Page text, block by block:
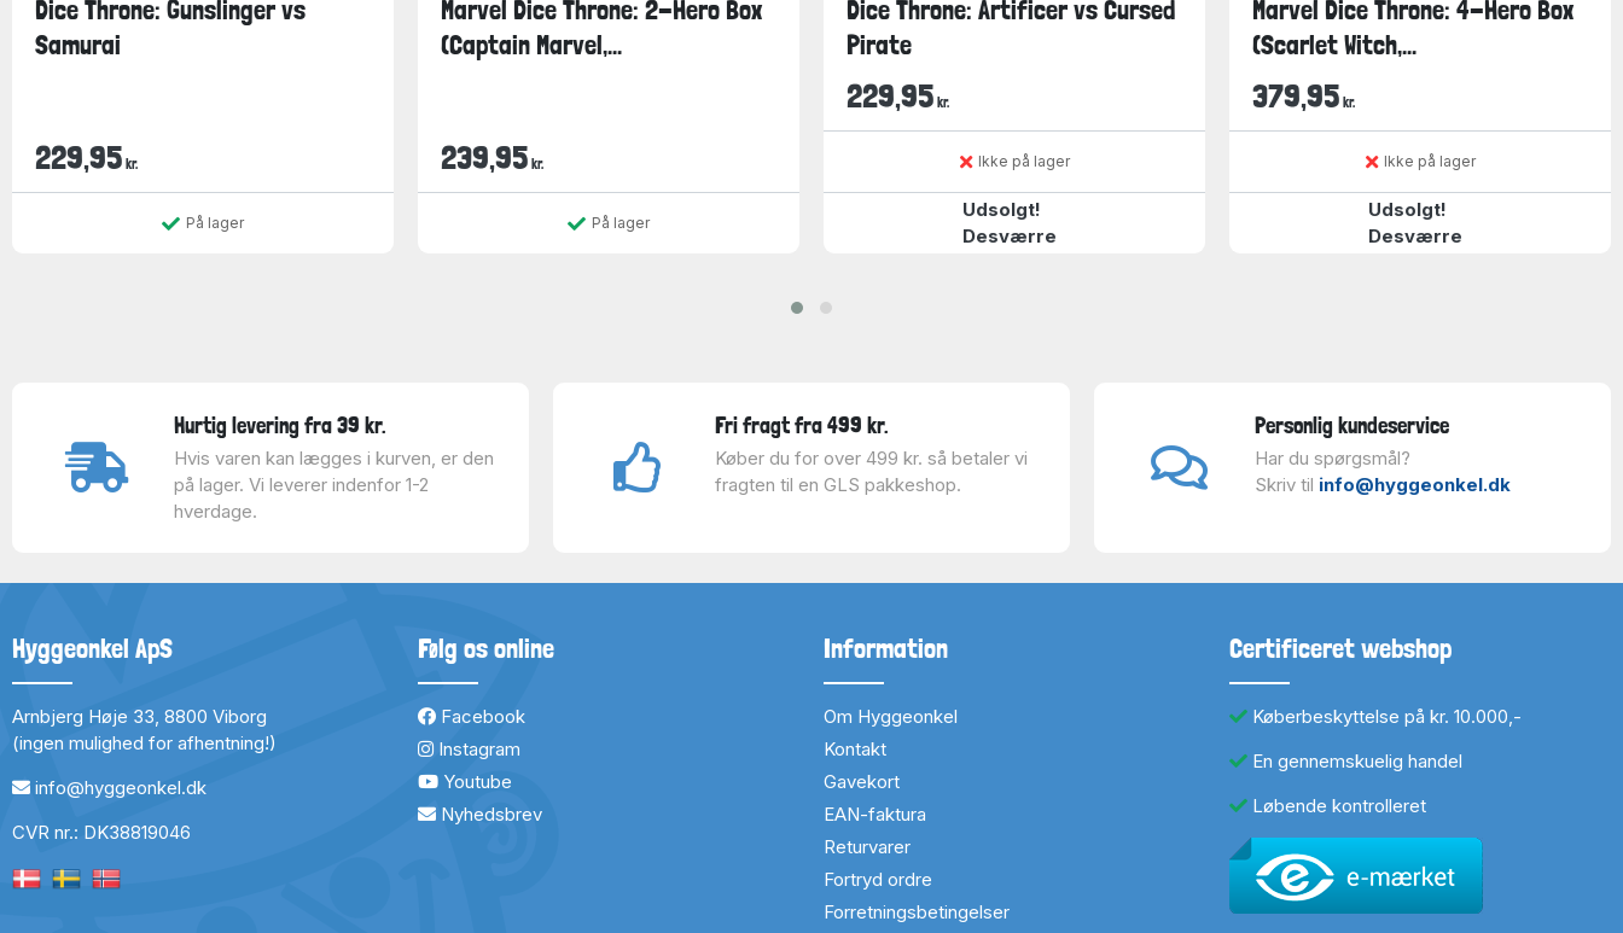
Dice Throne: Gunslinger vs
Samurai
229,95 kr.
På lager
Marvel Dice Throne: 2-Hero Box
(Captain Marvel,...
239,95 kr.
På lager
Dice Throne: Artificer vs Cursed
Pirate
229,95 kr.
Ikke på lager
Udsolgt!
Desværre
Marvel Dice Throne: 4-Hero Box
(Scarlet Witch,...
379,95 kr.
Ikke på lager
Udsolgt!
Desværre
Hurtig levering fra 39 kr.
Hvis varen kan lægges i kurven, er den
på lager. Vi leverer indenfor 1-2
hverdage.
Fri fragt fra 499 kr.
Køber du for over 499 kr. så betaler vi
fragten til en GLS pakkeshop.
Personlig kundeservice
Har du spørgsmål?
Skriv til info@hyggeonkel.dk
Hyggeonkel ApS
Arnbjerg Høje 33, 8800 Viborg
(ingen mulighed for afhentning!)
info@hyggeonkel.dk
CVR nr.: DK38819046
Følg os online
Facebook
Instagram
Youtube
Nyhedsbrev
Information
Om Hyggeonkel
Kontakt
Gavekort
EAN-faktura
Returvarer
Fortryd ordre
Forretningsbetingelser
Certificeret webshop
Køberbeskyttelse på kr. 10.000,-
En gennemskuelig handel
Løbende kontrolleret